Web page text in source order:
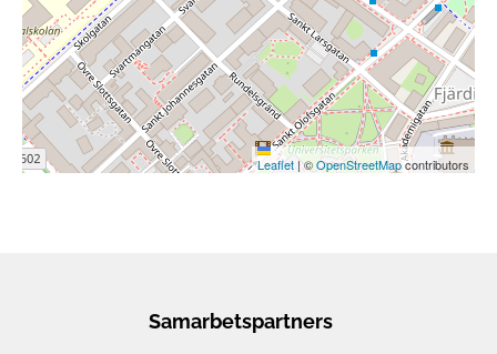
Leaflet|©OpenStreetMapcontributors
Samarbetspartners